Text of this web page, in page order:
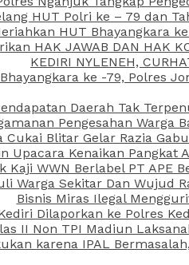
HUT Polri ke – 79 dan
HUT Bhayangkara
HAK JAWAB DAN HAK
KEDIRI NYLENEH,
ke -79, Polres
Daerah Tak
Pengesahan Warga
Cukai Blitar Gelar Razia
Upacara Kenaikan Pangkat
Kaji WWN Berlabel PT APE
Warga Sekitar Dan Wujud
Bisnis Miras Ilegal
Dilaporkan ke Polres
II Non TPI Madiun
karena IPAL